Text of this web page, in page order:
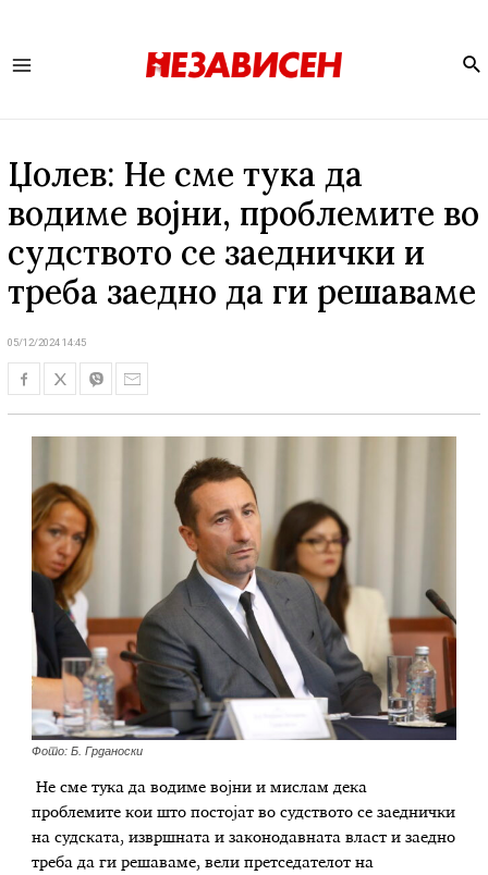
Џолев: Не сме тука да
водиме војни, проблемите во
судството се заеднички и
треба заедно да ги решаваме
05/12/2024 14:45
Фото: Б. Грданоски
Не сме тука да водиме војни и мислам дека
проблемите кои што постојат во судството се заеднички
на судската, извршната и законодавната власт и заедно
треба да ги решаваме, вели претседателот на